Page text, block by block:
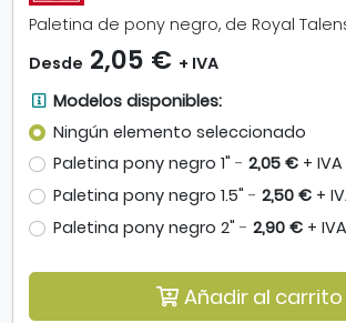
Paletina de pony negro, de Royal
Desde 2,05 € + IVA
M
o
e
o
s
Modelos disponibles:
Ningún elemento seleccionado
Paletina pony negro 1" - 2,05 € + IVA
Paletina pony negro 1.5" - 2,50 € +
Paletina pony negro 2" - 2,90 € + IVA
Añadir al carrito